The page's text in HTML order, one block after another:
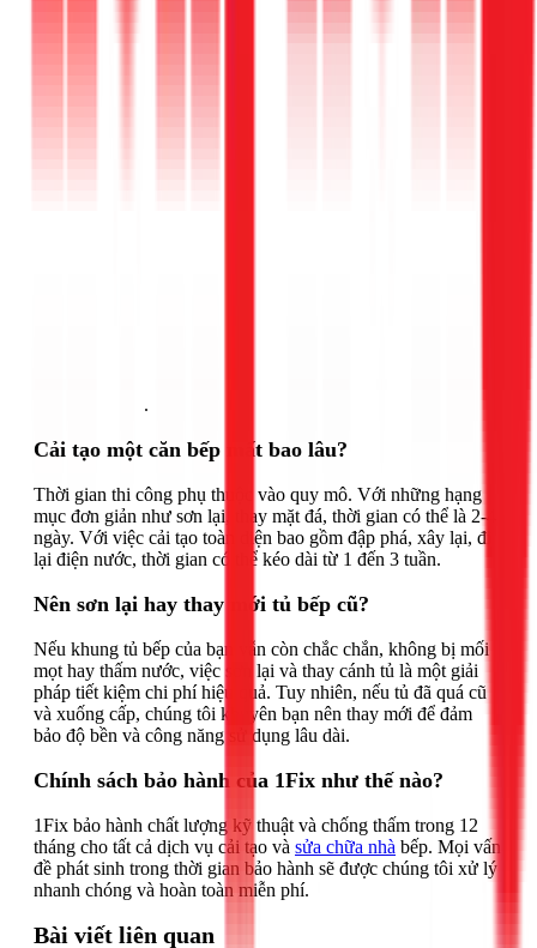
.
Cải tạo một căn bếp mất bao lâu?
Thời gian thi công phụ thuộc vào quy mô. Với những hạng
mục đơn giản như sơn lại, thay mặt đá, thời gian có thể là 2-4
ngày. Với việc cải tạo toàn diện bao gồm đập phá, xây lại, đi
lại điện nước, thời gian có thể kéo dài từ 1 đến 3 tuần.
Nên sơn lại hay thay mới tủ bếp cũ?
Nếu khung tủ bếp của bạn vẫn còn chắc chắn, không bị mối
mọt hay thấm nước, việc sơn lại và thay cánh tủ là một giải
pháp tiết kiệm chi phí hiệu quả. Tuy nhiên, nếu tủ đã quá cũ
và xuống cấp, chúng tôi khuyên bạn nên thay mới để đảm
bảo độ bền và công năng sử dụng lâu dài.
Chính sách bảo hành của 1Fix như thế nào?
1Fix bảo hành chất lượng kỹ thuật và chống thấm trong 12
tháng cho tất cả dịch vụ cải tạo và sửa chữa nhà bếp. Mọi vấn
đề phát sinh trong thời gian bảo hành sẽ được chúng tôi xử lý
nhanh chóng và hoàn toàn miễn phí.
Bài viết liên quan